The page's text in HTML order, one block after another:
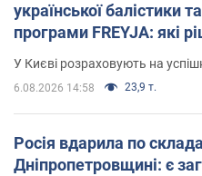
української балістики та антибалістичної
програми FREYJA: які
У Києві розраховують на
6.08.2026 14:58 23,9 т.
Росія вдарила по
Дніпропетровщині: є